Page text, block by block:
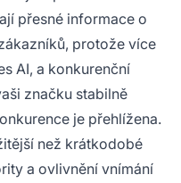
přesné informace o
protože více
AI, a konkurenční
značku stabilně
je přehlížena.
než krátkodobé
a ovlivnění vnímání